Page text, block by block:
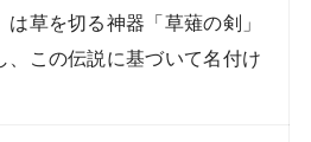
は草を切る神器「草薙の剣」
、この伝説に基づいて名付け